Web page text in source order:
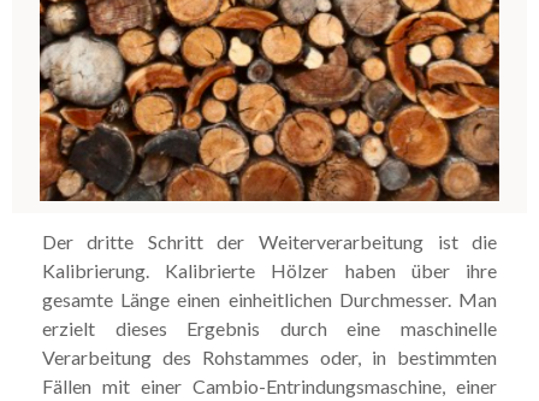
Der dritte Schritt der Weiterverarbeitung ist die
Kalibrierung. Kalibrierte Hölzer haben über ihre
gesamte Länge einen einheitlichen Durchmesser. Man
erzielt dieses Ergebnis durch eine maschinelle
Verarbeitung des Rohstammes oder, in bestimmten
Fällen mit einer Cambio-Entrindungsmaschine, einer